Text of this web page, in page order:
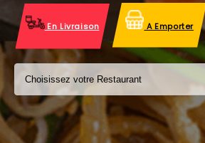
VOS AVIS
MENTIONS LÉGALES
C.G.V
En Livraison A Emporter